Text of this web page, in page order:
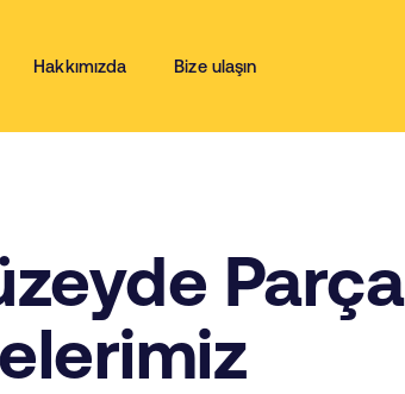
Hakkımızda Bize ulaşın
Parça